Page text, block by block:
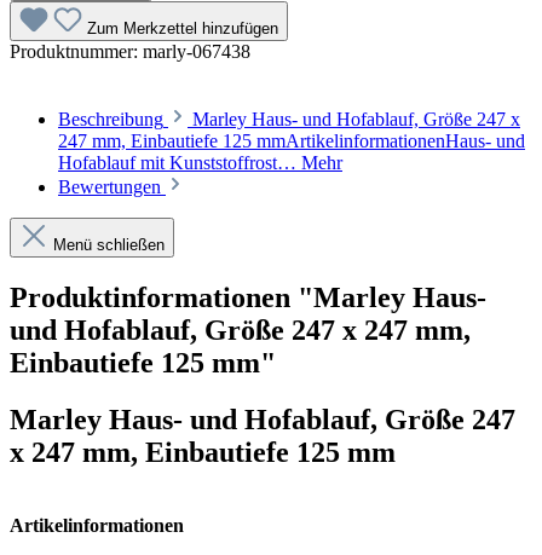
Zum Merkzettel hinzufügen
Produktnummer: marly-067438
Beschreibung
Marley Haus- und Hofablauf, Größe 247 x
247 mm, Einbautiefe 125 mmArtikelinformationenHaus- und
Hofablauf mit Kunststoffrost… Mehr
Bewertungen
Menü schließen
Produktinformationen "Marley Haus-
und Hofablauf, Größe 247 x 247 mm,
Einbautiefe 125 mm"
Marley Haus- und Hofablauf, Größe 247
x 247 mm, Einbautiefe 125 mm
Artikelinformationen